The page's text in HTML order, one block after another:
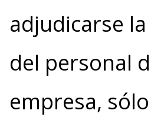
adjudicarse la
del personal
empresa,